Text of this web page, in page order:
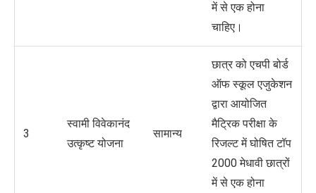
में से एक होना
चाहिए।
3
स्वामी विवेकानंद
उत्कृष्ट योजना
सामान्य
छात्र को एचपी बोर्ड
ऑफ स्कूल एजुकेशन
द्वारा आयोजित
मैट्रिक परीक्षा के
रिजल्ट में घोषित टॉप
2000 मेधावी छात्रों
में से एक होना